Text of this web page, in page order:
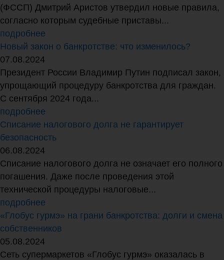
(ФССП) Дмитрий Аристов утвердил новые правила,
согласно которым судебные приставы...
подробнее
Новый закон о банкротстве: что изменилось?
07.08.2024
Президент России Владимир Путин подписал закон,
упрощающий процедуру банкротства для граждан.
С сентября 2024 года...
подробнее
Списание налогового долга не гарантирует
безопасность
06.08.2024
Списание налогового долга не означает его полного
погашения. Даже после проведения этой
технической процедуры налоговые...
подробнее
«Глобус гурмэ» на грани банкротства: долги и смена
собственников
05.08.2024
Сеть супермаркетов «Глобус гурмэ» оказалась в